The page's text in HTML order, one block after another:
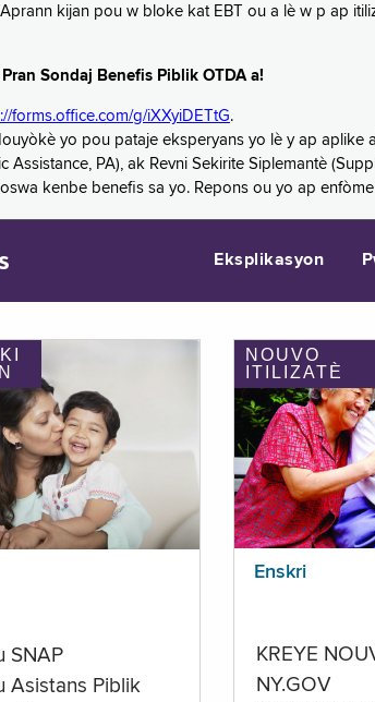
kijan pou w bloke kat EBT ou a lè w p ap
Sondaj Benefis Piblik OTDA a!
forms.office.com/g/iXXyiDETtG.
yo pou pataje eksperyans yo lè y ap aplike
Assistance, PA), ak Revni Sekirite Siplemantè
kenbe benefis sa yo. Repons ou yo ap
Eksplikasyon
SNAP
Asistans Piblik
NOUVO
ITILIZATÈ
Enskri
KREYE
NY.GOV